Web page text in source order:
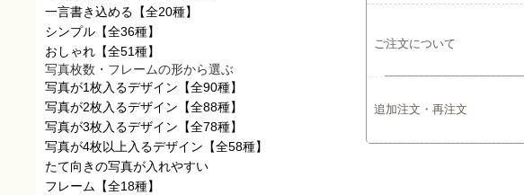
一言書き込める 【全20種】
シンプル【全36種】
おしゃれ【全51種】
写真枚数・フレームの形から選ぶ
写真が1枚入るデザイン 【全90種】
写真が2枚入るデザイン 【全88種】
写真が3枚入るデザイン 【全78種】
写真が4枚以上入るデザイン 【全58種】
たて向きの写真が入れやすい
フレーム 【全18種】
ご注文について
追加注文・再注文